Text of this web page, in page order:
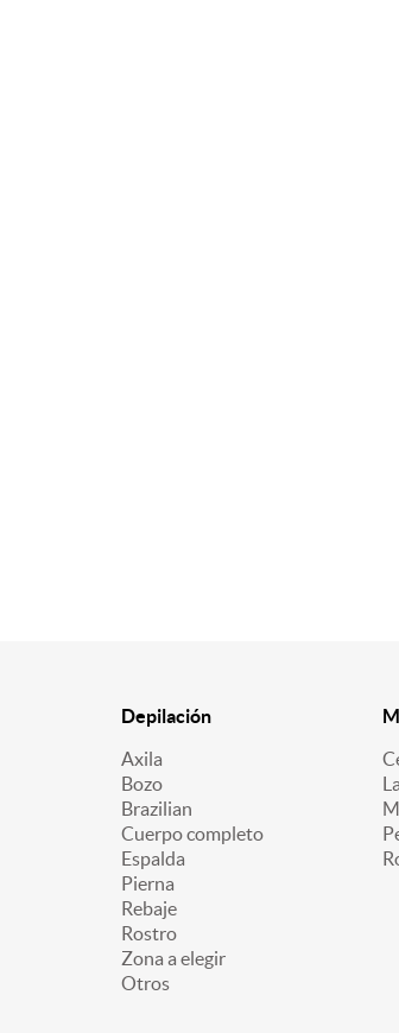
Depilación
Axila
Bozo
Brazilian
Cuerpo completo
Espalda
Pierna
Rebaje
Rostro
Zona a elegir
Otros